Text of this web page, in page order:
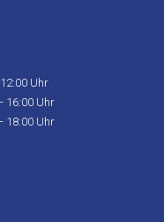
Uhr
16:00 Uhr
18:00 Uhr